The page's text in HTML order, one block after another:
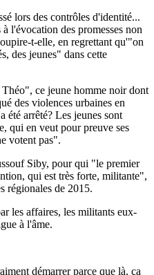
lors des contrôles d'identité...
l'évocation des promesses non
t-elle, en regrettant qu'"on
des jeunes" dans cette
ce jeune homme noir dont
des violences urbaines en
été arrêté? Les jeunes sont
qui en veut pour preuve ses
votent pas".
Siby, pour qui "le premier
qui est très forte, militante",
régionales de 2015.
les affaires, les militants eux-
à l'âme.
démarrer parce que là, ça